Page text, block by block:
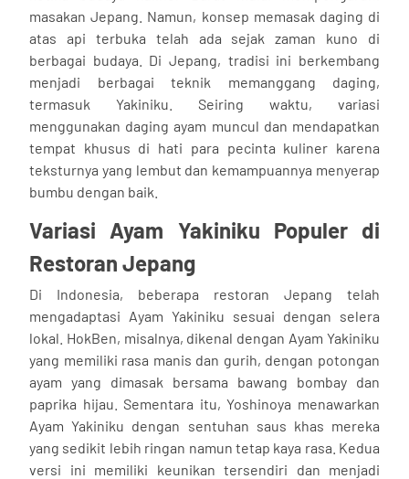
masakan Jepang. Namun, konsep memasak daging di
atas api terbuka telah ada sejak zaman kuno di
berbagai budaya. Di Jepang, tradisi ini berkembang
menjadi berbagai teknik memanggang daging,
termasuk Yakiniku. Seiring waktu, variasi
menggunakan daging ayam muncul dan mendapatkan
tempat khusus di hati para pecinta kuliner karena
teksturnya yang lembut dan kemampuannya menyerap
bumbu dengan baik.
Variasi Ayam Yakiniku Populer di
Restoran Jepang
Di Indonesia, beberapa restoran Jepang telah
mengadaptasi Ayam Yakiniku sesuai dengan selera
lokal. HokBen, misalnya, dikenal dengan Ayam Yakiniku
yang memiliki rasa manis dan gurih, dengan potongan
ayam yang dimasak bersama bawang bombay dan
paprika hijau. Sementara itu, Yoshinoya menawarkan
Ayam Yakiniku dengan sentuhan saus khas mereka
yang sedikit lebih ringan namun tetap kaya rasa. Kedua
versi ini memiliki keunikan tersendiri dan menjadi